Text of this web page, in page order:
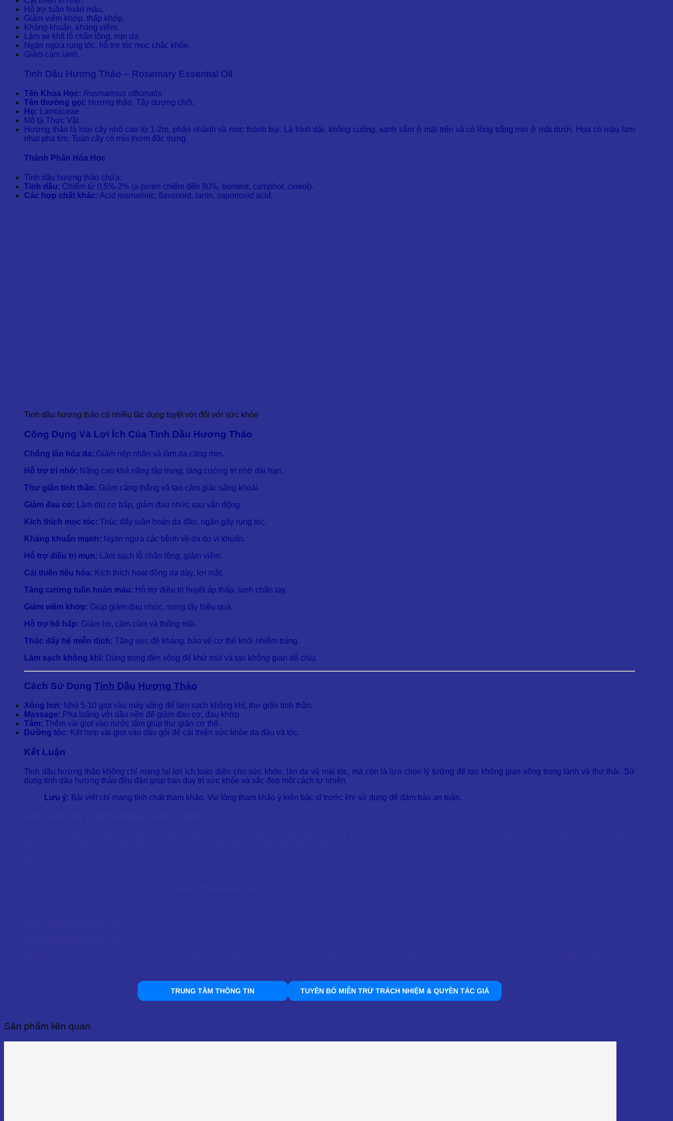
Hỗ trợ tuần hoàn máu.
Giảm viêm khớp, thấp khớp.
Kháng khuẩn, kháng viêm.
Làm se khít lỗ chân lông, mịn da.
Ngăn ngừa rụng tóc, hỗ trợ tóc mọc chắc khỏe.
Giảm cảm lạnh.
Tinh Dầu Hương Thảo – Rosemary Essential Oil
Tên Khoa Học: Rosmarinus officinalis.
Tên thường gọi: Hương thảo, Tây dương chổi.
Họ: Lamiaceae.
Mô tả Thực Vật
Hương thảo là loại cây nhỏ cao từ 1-2m, phân nhánh và mọc thành bụi. Lá hình dải, không cuống, xanh sẫm ở mặt trên và có lông trắng mịn ở mặt dưới. Hoa có màu lam
nhạt pha tím. Toàn cây có mùi thơm đặc trưng.
Thành Phần Hóa Học
Tinh dầu hương thảo chứa:
Tinh dầu: Chiếm từ 0,5%-2% (a-pinen chiếm đến 80%, borneol, camphor, cineol).
Các hợp chất khác: Acid rosmarinic, flavonoid, tanin, saponosid acid.
Tinh dầu hương thảo có nhiều tác dụng tuyệt với đối với sức khỏe
Công Dụng Và Lợi Ích Của Tinh Dầu Hương Thảo
Chống lão hóa da: Giảm nếp nhăn và làm da căng mịn.
Hỗ trợ trí nhớ: Nâng cao khả năng tập trung, tăng cường trí nhớ dài hạn.
Thư giãn tinh thần: Giảm căng thẳng và tạo cảm giác sảng khoái.
Giảm đau cơ: Làm dịu cơ bắp, giảm đau nhức sau vận động.
Kích thích mọc tóc: Thúc đẩy tuần hoàn da đầu, ngăn gãy rụng tóc.
Kháng khuẩn mạnh: Ngăn ngừa các bệnh về da do vi khuẩn.
Hỗ trợ điều trị mụn: Làm sạch lỗ chân lông, giảm viêm.
Cải thiện tiêu hóa: Kích thích hoạt động dạ dày, lợi mật.
Tăng cường tuần hoàn máu: Hỗ trợ điều trị huyết áp thấp, lạnh chân tay.
Giảm viêm khớp: Giúp giảm đau nhức, sưng tấy hiệu quả.
Hỗ trợ hô hấp: Giảm ho, cảm cúm và thông mũi.
Thúc đẩy hệ miễn dịch: Tăng sức đề kháng, bảo vệ cơ thể khỏi nhiễm trùng.
Làm sạch không khí: Dùng trong đèn xông để khử mùi và tạo không gian dễ chịu.
Cách Sử Dụng Tinh Dầu Hương Thảo
Xông hơi: Nhỏ 5-10 giọt vào máy xông để làm sạch không khí, thư giãn tinh thần.
Massage: Pha loãng với dầu nền để giảm đau cơ, đau khớp.
Tắm: Thêm vài giọt vào nước tắm giúp thư giãn cơ thể.
Dưỡng tóc: Kết hợp vài giọt vào dầu gội để cải thiện sức khỏe da đầu và tóc.
Kết Luận
Tinh dầu hương thảo không chỉ mang lại lợi ích toàn diện cho sức khỏe, làn da và mái tóc, mà còn là lựa chọn lý tưởng để tạo không gian sống trong lành và thư thái. Sử
dụng tinh dầu hương thảo đều đặn giúp bạn duy trì sức khỏe và sắc đẹp một cách tự nhiên.
Lưu ý: Bài viết chỉ mang tính chất tham khảo. Vui lòng tham khảo ý kiến bác sĩ trước khi sử dụng để đảm bảo an toàn.
TRUNG TÂM THÔNG TIN TUYÊN BỐ MIỄN TRỪ TRÁCH NHIỆM & QUYỀN TÁC GIẢ
Sản phẩm liên quan